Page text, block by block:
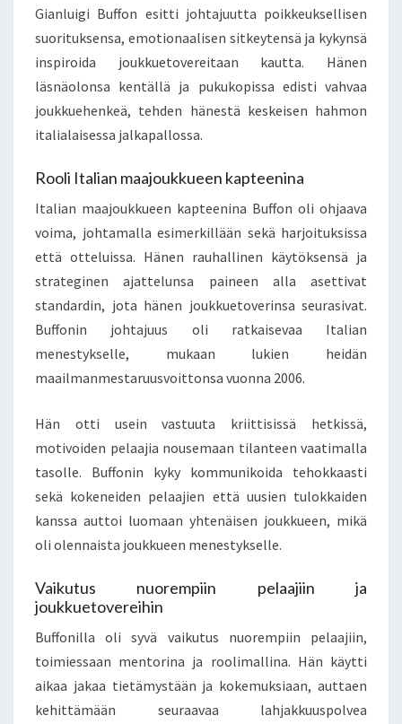
Gianluigi Buffon esitti johtajuutta poikkeuksellisen
suorituksensa, emotionaalisen sitkeytensä ja kykynsä
inspiroida joukkuetovereitaan kautta. Hänen
läsnäolonsa kentällä ja pukukopissa edisti vahvaa
joukkuehenkeä, tehden hänestä keskeisen hahmon
italialaisessa jalkapallossa.
Rooli Italian maajoukkueen kapteenina
Italian maajoukkueen kapteenina Buffon oli ohjaava
voima, johtamalla esimerkillään sekä harjoituksissa
että otteluissa. Hänen rauhallinen käytöksensä ja
strateginen ajattelunsa paineen alla asettivat
standardin, jota hänen joukkuetoverinsa seurasivat.
Buffonin johtajuus oli ratkaisevaa Italian
menestykselle, mukaan lukien heidän
maailmanmestaruusvoittonsa vuonna 2006.
Hän otti usein vastuuta kriittisissä hetkissä,
motivoiden pelaajia nousemaan tilanteen vaatimalla
tasolle. Buffonin kyky kommunikoida tehokkaasti
sekä kokeneiden pelaajien että uusien tulokkaiden
kanssa auttoi luomaan yhtenäisen joukkueen, mikä
oli olennaista joukkueen menestykselle.
Vaikutus nuorempiin pelaajiin ja
joukkuetovereihin
Buffonilla oli syvä vaikutus nuorempiin pelaajiin,
toimiessaan mentorina ja roolimallina. Hän käytti
aikaa jakaa tietämystään ja kokemuksiaan, auttaen
kehittämään seuraavaa lahjakkuuspolvea